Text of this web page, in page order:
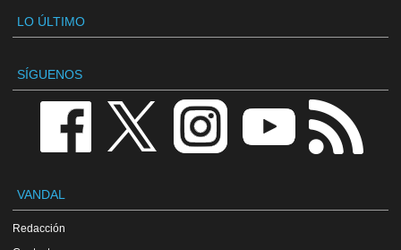
LO ÚLTIMO
SÍGUENOS
VANDAL
Redacción